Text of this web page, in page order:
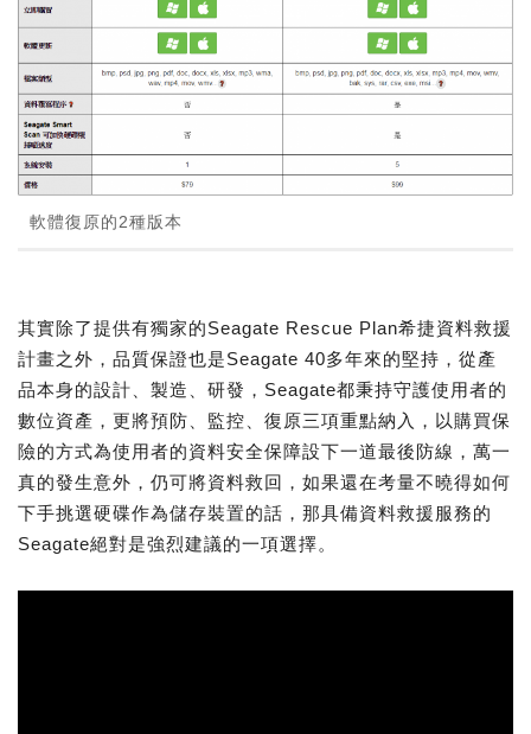
軟體復原的2種版本
其實除了提供有獨家的Seagate Rescue Plan希捷資料救援
計畫之外，品質保證也是Seagate 40多年來的堅持，從產
品本身的設計、製造、研發，Seagate都秉持守護使用者的
數位資產，更將預防、監控、復原三項重點納入，以購買保
險的方式為使用者的資料安全保障設下一道最後防線，萬一
真的發生意外，仍可將資料救回，如果還在考量不曉得如何
下手挑選硬碟作為儲存裝置的話，那具備資料救援服務的
Seagate絕對是強烈建議的一項選擇。